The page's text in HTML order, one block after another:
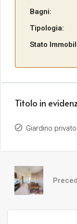
Bagni:
Tipologia:
Stato
Titolo in
Giardino privato